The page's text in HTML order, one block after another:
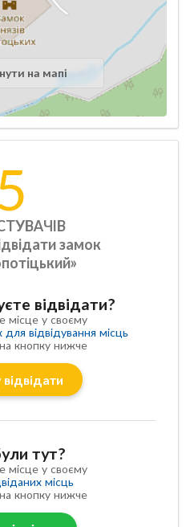
на мапі
замок
відвідати?
місце у своєму
відвідування місць
кнопку нижче
тут?
місце у своєму
місць
кнопку нижче